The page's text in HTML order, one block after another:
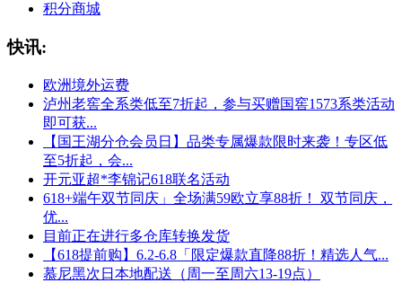
积分商城
快讯:
欧洲境外运费
泸州老窖全系类低至7折起，参与买赠国窖1573系类活动
即可获...
【国王湖分仓会员日】品类专属爆款限时来袭！专区低
至5折起，会...
开元亚超*李锦记618联名活动
618+端午双节同庆」全场满59欧立享88折！ 双节同庆，
优...
目前正在进行多仓库转换发货
【618提前购】6.2-6.8「限定爆款直降88折！精选人气...
慕尼黑次日本地配送（周一至周六13-19点）